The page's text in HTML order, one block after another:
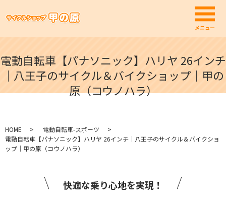
メ
メニュー
電動自転車【パナソニック】ハリヤ 26インチ
｜八王子のサイクル＆バイクショップ｜甲の
原（コウノハラ）
HOME
電動自転車-スポーツ
電動自転車【パナソニック】ハリヤ 26インチ｜八王子のサイクル＆バイクショ
ップ｜甲の原（コウノハラ）
快適な乗り心地を実現！